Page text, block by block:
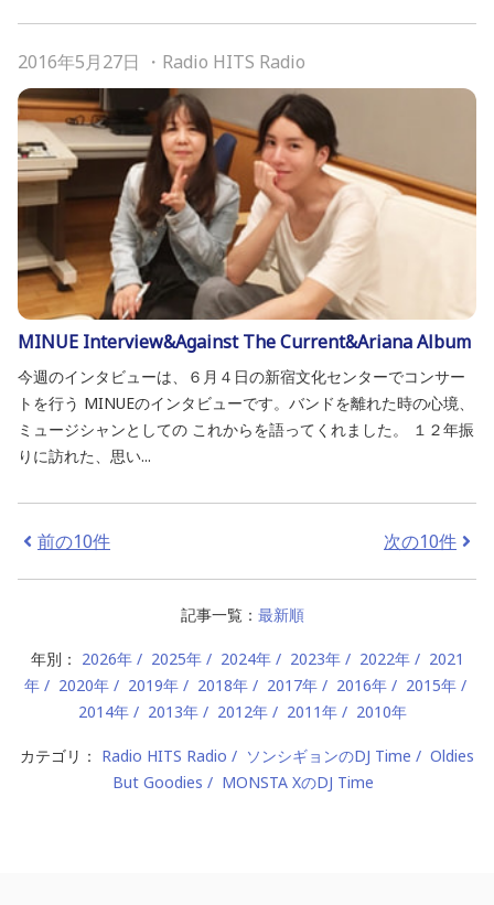
2016年5月27日 ・ Radio HITS Radio
MINUE Interview&Against The Current&Ariana Album
今週のインタビューは、６月４日の新宿文化センターでコンサー
トを行う MINUEのインタビューです。バンドを離れた時の心境、
ミュージシャンとしての これからを語ってくれました。 １２年振
りに訪れた、思い...
前の10件 次の10件
記事一覧： 最新順
年別： 2026年 2025年 2024年 2023年 2022年
2021
年
2020年 2019年 2018年 2017年 2016年
2015年
2014年
2013年 2012年 2011年 2010年
カテゴリ： Radio HITS Radio ソンシギョンのDJ Time
Oldies
But Goodies
MONSTA XのDJ Time